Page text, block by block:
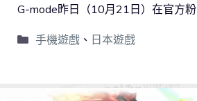
G-mode昨日（10月21日）在官方粉
手機遊戲、 日本遊戲